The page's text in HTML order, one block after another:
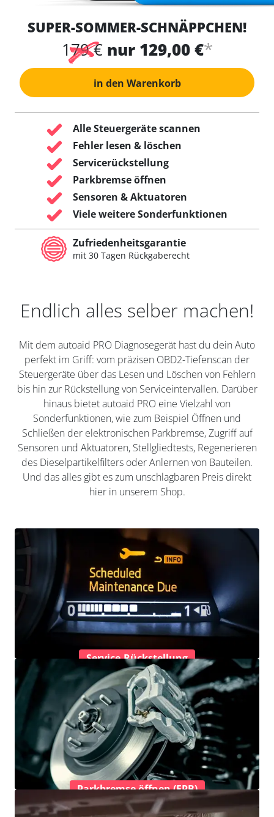
SUPER-SOMMER-SCHNÄPPCHEN!
179 € nur 129,00 €*
in den Warenkorb
Alle Steuergeräte scannen
Fehler lesen & löschen
Servicerückstellung
Parkbremse öffnen
Sensoren & Aktuatoren
Viele weitere Sonderfunktionen
Zufriedenheitsgarantie
mit 30 Tagen Rückgaberecht
Endlich alles selber machen!
Mit dem autoaid PRO Diagnosegerät hast du dein Auto
perfekt im Griff: vom präzisen OBD2-Tiefenscan der
Steuergeräte über das Lesen und Löschen von Fehlern
bis hin zur Rückstellung von Serviceintervallen. Darüber
hinaus bietet autoaid PRO eine Vielzahl von
Sonderfunktionen, wie zum Beispiel Öffnen und
Schließen der elektronischen Parkbremse, Zugriff auf
Sensoren und Aktuatoren, Stellgliedtests, Regenerieren
des Dieselpartikelfilters oder Anlernen von Bauteilen.
Und das alles gibt es zum unschlagbaren Preis direkt
hier in unserem Shop.
Service-Rückstellung
Parkbremse öffnen (EPB)